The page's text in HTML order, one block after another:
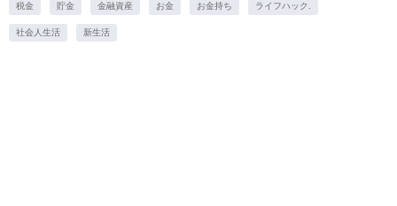
税金 貯金 金融資産 お金 お金持ち ライフハック.
社会人生活 新生活